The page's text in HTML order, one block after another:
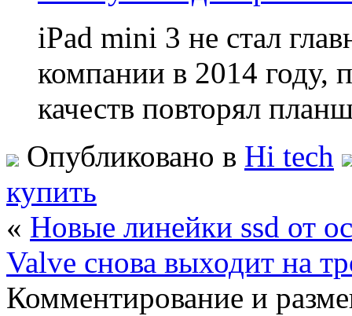
iPad mini 3 не стал
компании в 2014 году,
качеств повторял
Опубликовано в Hi tech
купить
« Новые линейки ssd от
Valve снова выходит на
Комментирование и